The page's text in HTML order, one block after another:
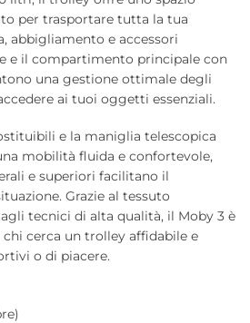
per trasportare tutta la tua
abbigliamento e accessori
e il compartimento principale con
una gestione ottimale degli
ai tuoi oggetti essenziali.
e la maniglia telescopica
mobilità fluida e confortevole,
e superiori facilitano il
Grazie al tessuto
tecnici di alta qualità, il Moby 3 è
cerca un trolley affidabile e
o di piacere.